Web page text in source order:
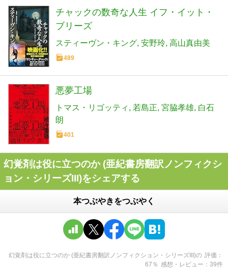
チャックの数奇な人生 イフ・イット・
ブリーズ
スティーヴン・キング 安野玲 高山真由美
489
悪夢工場
トマス・リゴッティ 若島正 宮脇孝雄 白石
朗
401
幻覚剤は役に立つのか (亜紀書房翻訳ノンフィクシ
ョン・シリーズIII)をシェアする
本つぶやきをつぶやく
幻覚剤は役に立つのか (亜紀書房翻訳ノンフィクション・シリーズIII)の 評価
67 ％ 感想・レビュー 39件